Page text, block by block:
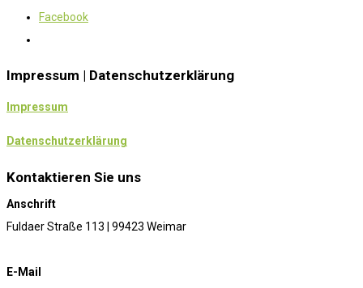
Facebook
Impressum | Datenschutzerklärung
Impressum
Datenschutzerklärung
Kontaktieren Sie uns
Anschrift
Fuldaer Straße 113 | 99423 Weimar
E-Mail